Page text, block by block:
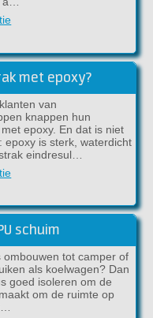
met epoxy?
van
knappen hun
epoxy. En dat is niet
epoxy is sterk, waterdicht
eindresul…
schuim
ombouwen tot camper of
als koelwagen? Dan
goed isoleren om de
om de ruimte op